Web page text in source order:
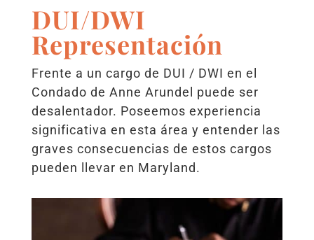
DUI/DWI
Representación
Frente a un cargo de DUI / DWI en el
Condado de Anne Arundel puede ser
desalentador. Poseemos experiencia
significativa en esta área y entender las
graves consecuencias de estos cargos
pueden llevar en Maryland.